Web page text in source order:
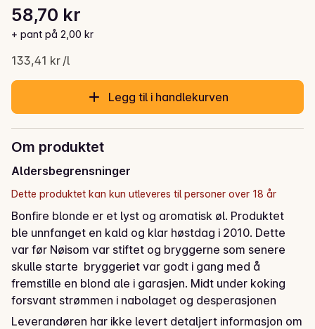
Gjeldende pris er: 58,70 kr
58,70 kr
+ pant på 2,00 kr
133,41 kr /l
Stykkpris: 133,41 kr /l
Legg til i handlekurven
Om produktet
Aldersbegrensninger
Dette produktet kan kun utleveres til personer over 18 år
Bonfire blonde er et lyst og aromatisk øl. Produktet
ble unnfanget en kald og klar høstdag i 2010. Dette
var før Nøisom var stiftet og bryggerne som senere
skulle starte  bryggeriet var godt i gang med å
fremstille en blond ale i garasjen. Midt under koking
forsvant strømmen i nabolaget og desperasjonen
spredde seg. Gutta var ikke snauere enn at de fyrte
Leverandøren har ikke levert detaljert informasjon om